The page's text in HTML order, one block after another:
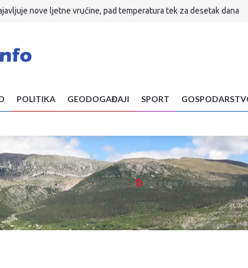
nove ljetne vrućine, pad temperatura tek za desetak dana
MAKARSKE: Planinar preminuo na brdu Sutvid, druga osoba
je faca u Vladi RH! Evo što je sada radikalnim Srbima poručio
ZHŽ-a! Nova vozila stigla...
njim stiže i Ćorluka!
FIFA-e: Evo kakva je sudbina Infantina
POLITIKA GEODOGAĐAJI SPORT
Početna Pretraga